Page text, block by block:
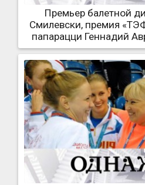
Премьер балетной
Смилевски, премия
папарацци Геннадий